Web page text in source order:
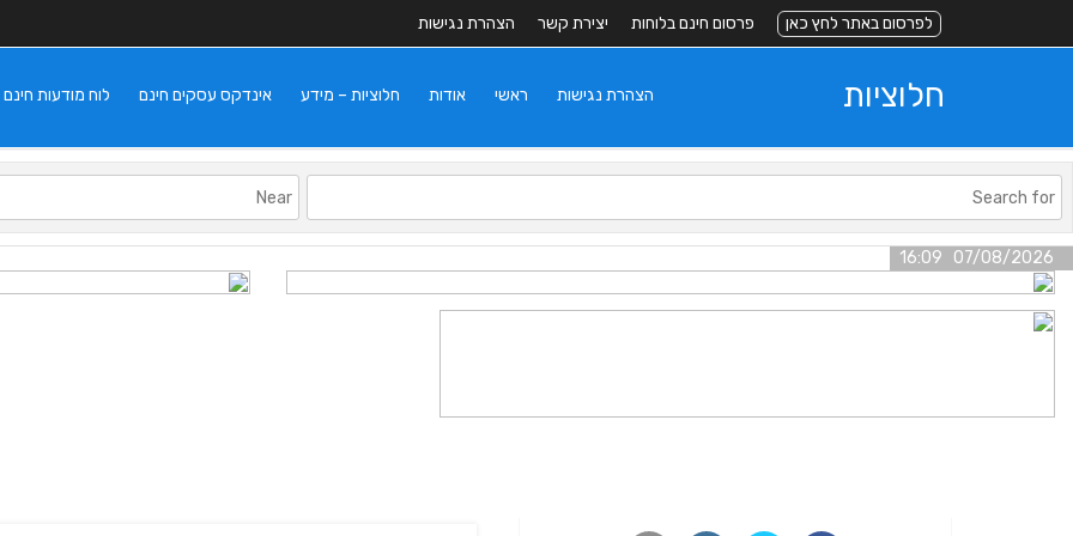
לפרסום באתר לחץ כאן פרסום חינם בלוחות יצירת קשר הצהרת נגישות
חלוציות לוח מודעות חינם אינדקס עסקים חינם חלוציות – מידע אודות ראשי הצהרת נגישות
07/08/2026 16:09